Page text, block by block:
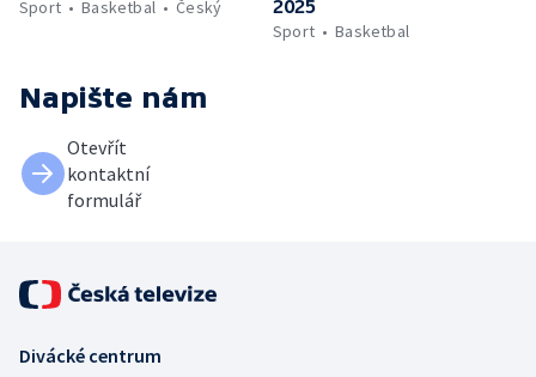
Sport
Basketbal Český
2025
Sport
Basketbal
Napište nám
Otevřít
kontaktní
formulář
Divácké centrum